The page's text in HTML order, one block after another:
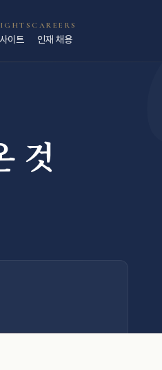
이트
CAREERS
인재 채용
것